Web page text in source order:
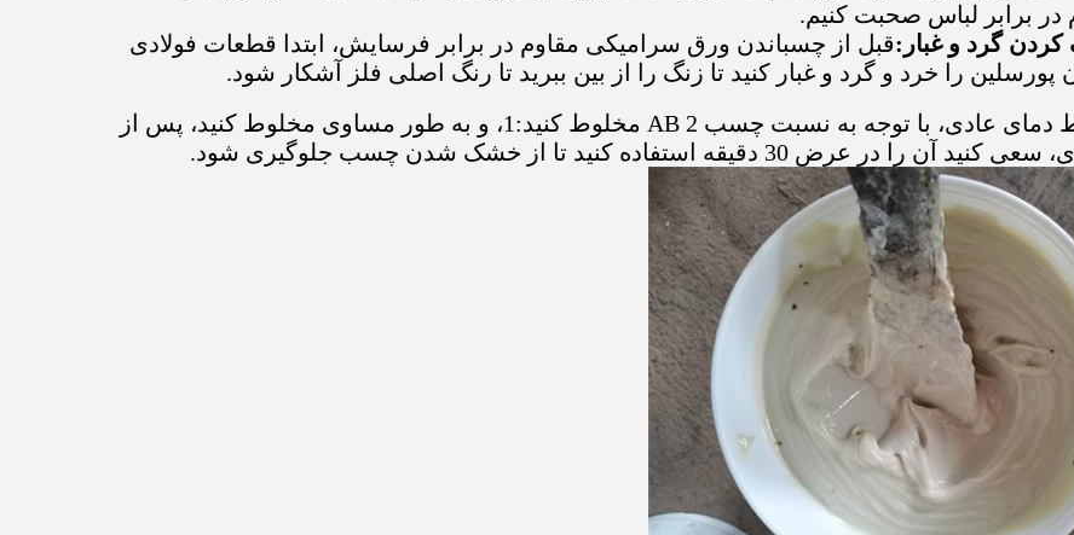
برابر لباس صحبت کنیم.
گرد و غبار:قبل از چسباندن ورق سرامیکی مقاوم در برابر فرسایش، ابتدا قطعات فولادی
پورسلین را خرد و گرد و غبار کنید تا زنگ را از بین ببرید تا رنگ اصلی فلز آشکار شود.
در شرایط دمای عادی، با توجه به نسبت چسب AB 2 مخلوط کنید:1، و به طور مساوی مخلوط کنید، پس از
عرض 30 دقیقه استفاده کنید تا از خشک شدن چسب جلوگیری شود.